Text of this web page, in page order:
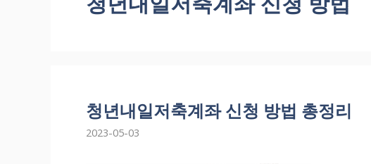
청년내일저축계좌 신청 방법 총정리
2023-05-03